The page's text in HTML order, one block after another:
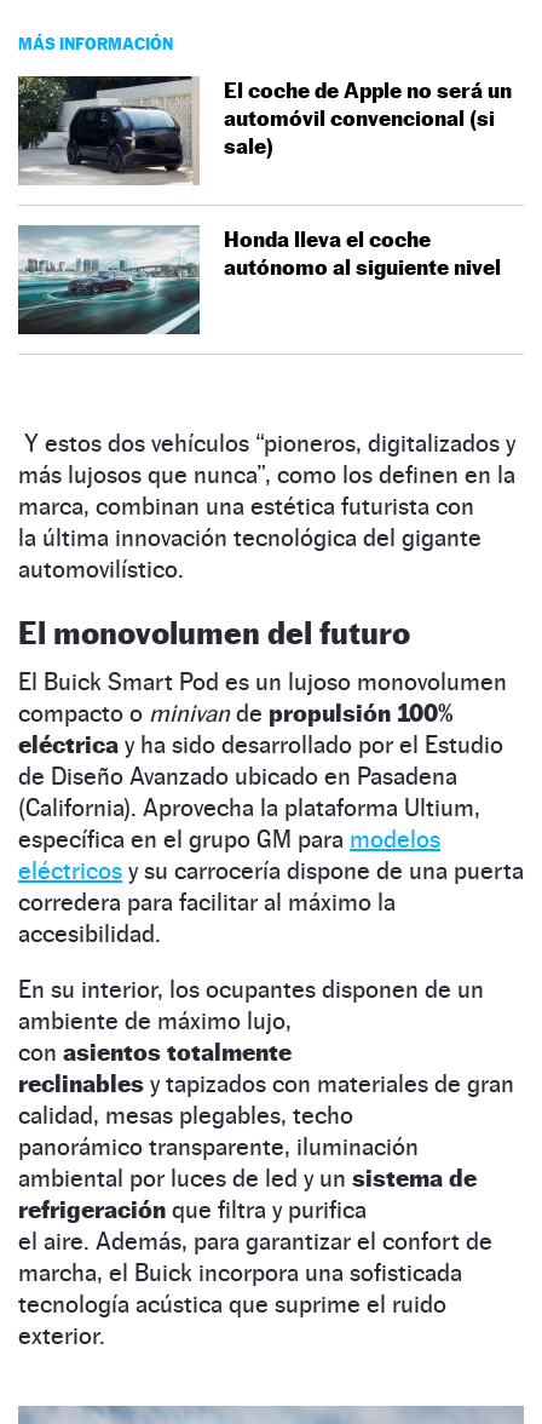
MÁS INFORMACIÓN
El coche de Apple no será un
automóvil convencional (si
sale)
Honda lleva el coche
autónomo al siguiente nivel
Y estos dos vehículos “pioneros, digitalizados y
más lujosos que nunca”, como los definen en la
marca, combinan una estética futurista con
la última innovación tecnológica del gigante
automovilístico.
El monovolumen del futuro
El Buick Smart Pod es un lujoso monovolumen
compacto o minivande propulsión 100%
eléctrica y ha sido desarrollado por el Estudio
de Diseño Avanzado ubicado en Pasadena
(California). Aprovecha la plataforma Ultium,
específica en el grupo GM para modelos
eléctricos y su carrocería dispone de una puerta
corredera para facilitar al máximo la
accesibilidad.
En su interior, los ocupantes disponen de un
ambiente de máximo lujo,
con asientos totalmente
reclinables y tapizados con materiales de gran
calidad, mesas plegables, techo
panorámico transparente, iluminación
ambiental por luces de led y un sistema de
refrigeración que filtra y purifica
el aire. Además, para garantizar el confort de
marcha, el Buick incorpora una sofisticada
tecnología acústica que suprime el ruido
exterior.